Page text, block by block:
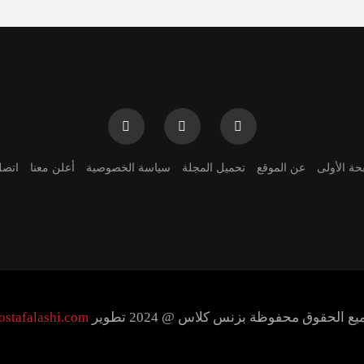
الأولى عن الموقع تحميل المجلة سياسة الخصوصية أعلن معنا
الحقوق محفوظة بزنس كلاس @ 2024 تطوير